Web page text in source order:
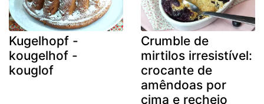
Kugelhopf -
kougelhof -
kouglof
Crumble de
mirtilos irresistível:
crocante de
amêndoas por
cima e recheio